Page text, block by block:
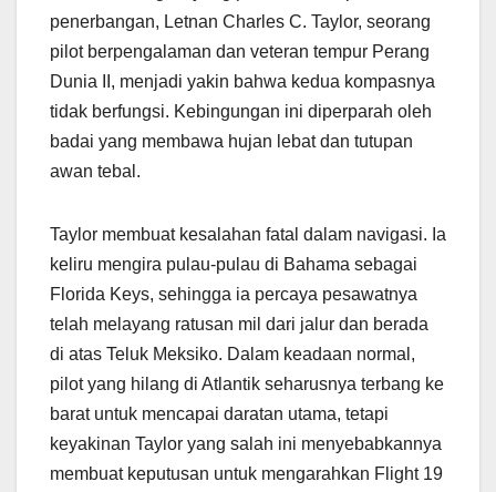
penerbangan, Letnan Charles C. Taylor, seorang
pilot berpengalaman dan veteran tempur Perang
Dunia II, menjadi yakin bahwa kedua kompasnya
tidak berfungsi. Kebingungan ini diperparah oleh
badai yang membawa hujan lebat dan tutupan
awan tebal.
Taylor membuat kesalahan fatal dalam navigasi. Ia
keliru mengira pulau-pulau di Bahama sebagai
Florida Keys, sehingga ia percaya pesawatnya
telah melayang ratusan mil dari jalur dan berada
di atas Teluk Meksiko. Dalam keadaan normal,
pilot yang hilang di Atlantik seharusnya terbang ke
barat untuk mencapai daratan utama, tetapi
keyakinan Taylor yang salah ini menyebabkannya
membuat keputusan untuk mengarahkan Flight 19